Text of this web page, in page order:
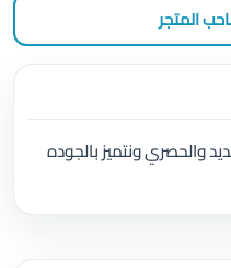
المتجر
والحصري ونتميز بالجوده